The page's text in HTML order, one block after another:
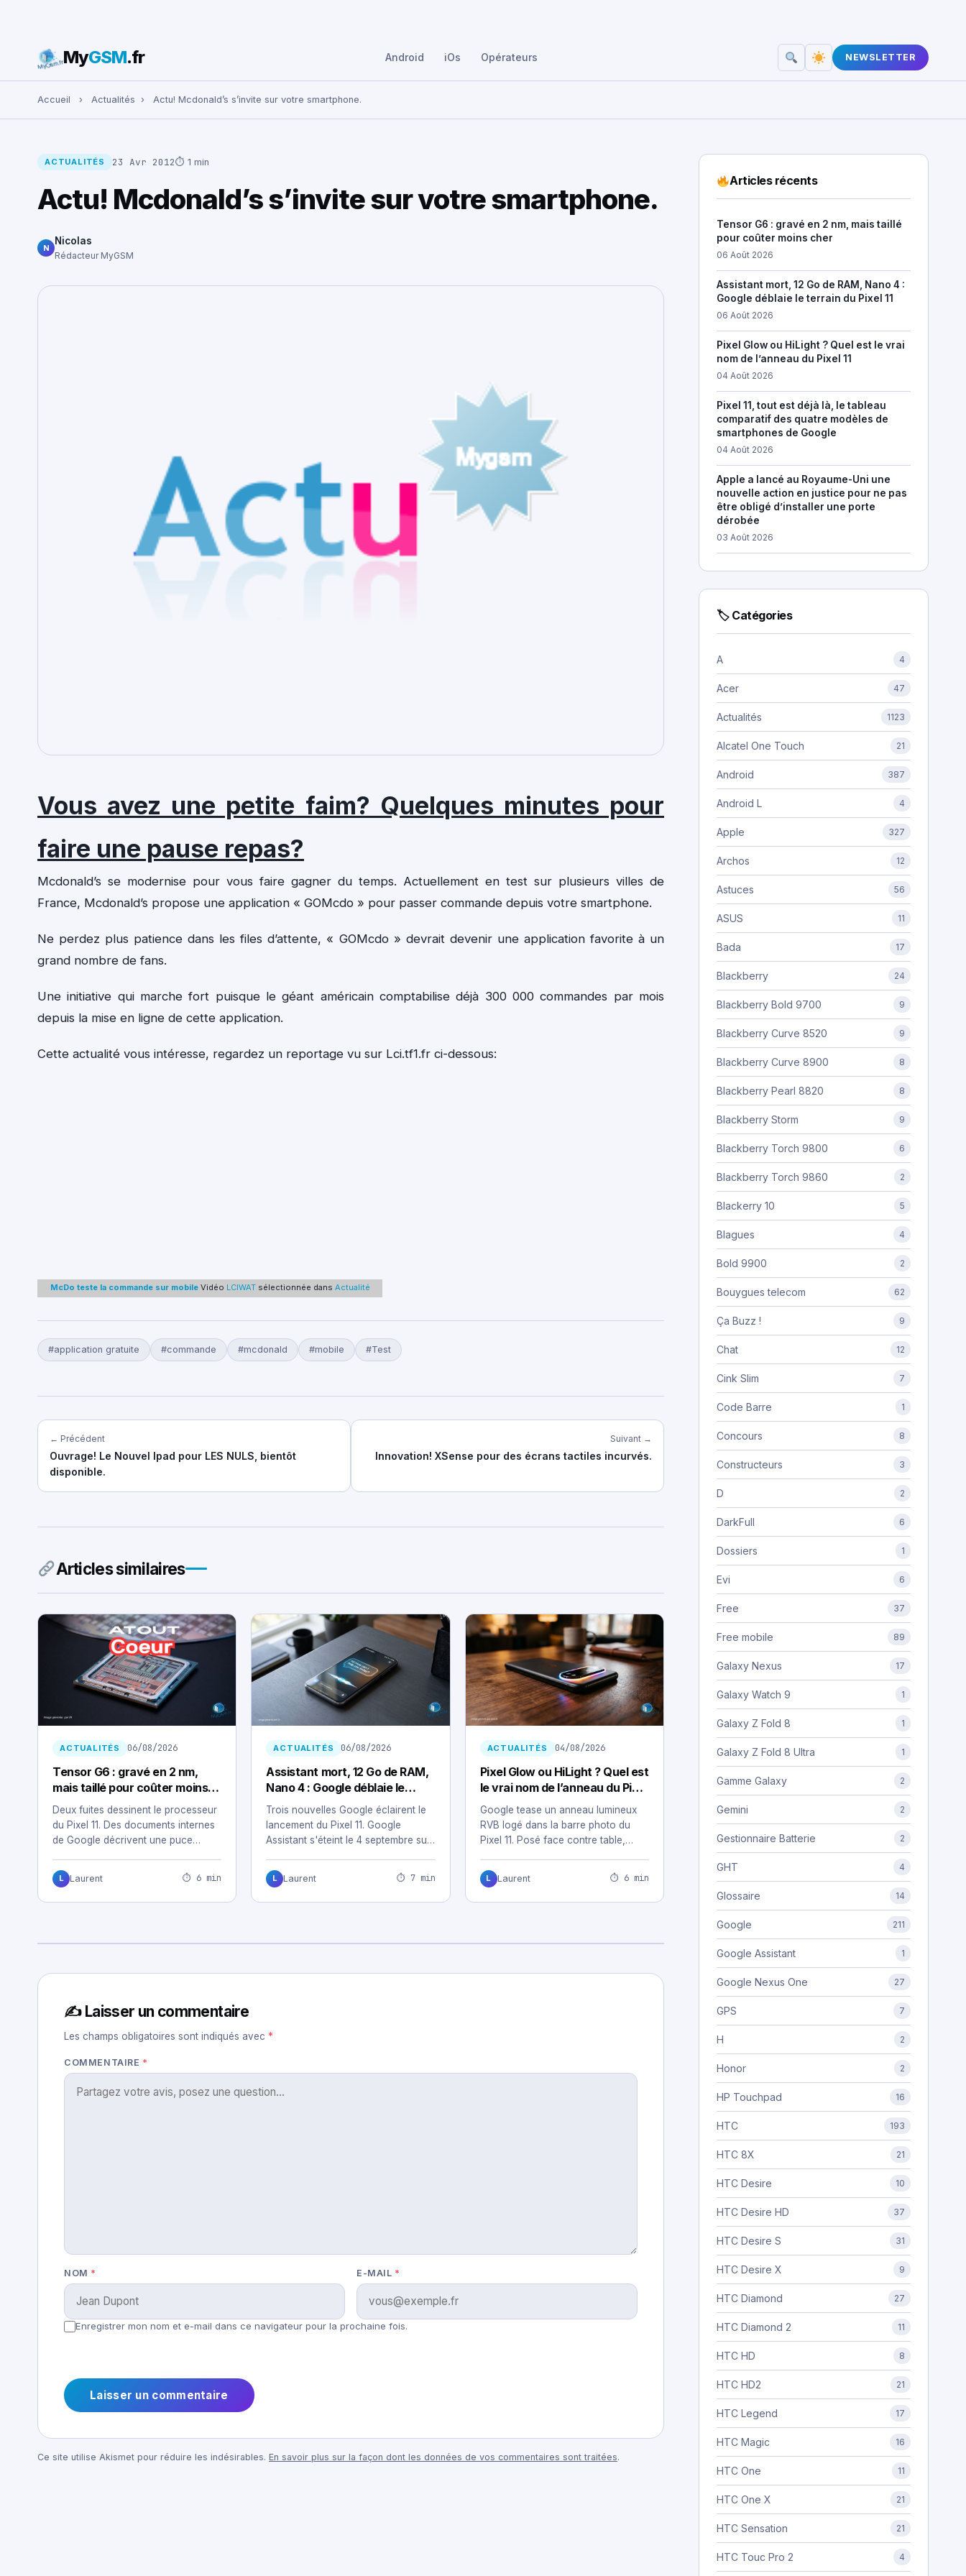
Rechercher :
MyGSM.fr Android iOs Opérateurs NEWSLETTER
Accueil › Actualités › Actu! Mcdonald’s s’invite sur votre smartphone.
ACTUALITÉS 23 Avr 2012⏱ 1 min
Actu! Mcdonald’s s’invite sur votre smartphone.
N
Nicolas
Rédacteur MyGSM
Vous avez une petite faim? Quelques minutes pour
faire une pause repas?
Mcdonald’s se modernise pour vous faire gagner du temps. Actuellement en test sur plusieurs villes de
France, Mcdonald’s propose une application « GOMcdo » pour passer commande depuis votre smartphone.
Ne perdez plus patience dans les files d’attente, « GOMcdo » devrait devenir une application favorite à un
grand nombre de fans.
Une initiative qui marche fort puisque le géant américain comptabilise déjà 300 000 commandes par mois
depuis la mise en ligne de cette application.
Cette actualité vous intéresse, regardez un reportage vu sur Lci.tf1.fr ci-dessous:
McDo teste la commande sur mobileVidéo LCIWATsélectionnée dans Actualité
#application gratuite #commande #mcdonald #mobile #Test
← Précédent
Ouvrage! Le Nouvel Ipad pour LES NULS, bientôt
disponible.
Suivant →
Innovation! XSense pour des écrans tactiles incurvés.
Articles similaires
ACTUALITÉS 06/08/2026
Tensor G6 : gravé en 2 nm,
mais taillé pour coûter moins
cher
Deux fuites dessinent le processeur
du Pixel 11. Des documents internes
de Google décrivent une puce
L Laurent ⏱ 6 min
ACTUALITÉS 06/08/2026
Assistant mort, 12 Go de RAM,
Nano 4 : Google déblaie le
terrain du Pixel 11
Trois nouvelles Google éclairent le
lancement du Pixel 11. Google
Assistant s'éteint le 4 septembre sur
L Laurent ⏱ 7 min
ACTUALITÉS 04/08/2026
Pixel Glow ou HiLight ? Quel est
le vrai nom de l’anneau du Pixel
11
Google tease un anneau lumineux
RVB logé dans la barre photo du
Pixel 11. Posé face contre table,…
L Laurent ⏱ 6 min
✍️ Laisser un commentaire
Les champs obligatoires sont indiqués avec *
COMMENTAIRE *
NOM * E-MAIL *
Enregistrer mon nom et e-mail dans ce navigateur pour la prochaine fois.
Ce site utilise Akismet pour réduire les indésirables. En savoir plus sur la façon dont les données de vos commentaires sont traitées.
Articles récents
Tensor G6 : gravé en 2 nm, mais taillé
pour coûter moins cher
06 Août 2026
Assistant mort, 12 Go de RAM, Nano 4 :
Google déblaie le terrain du Pixel 11
06 Août 2026
Pixel Glow ou HiLight ? Quel est le vrai
nom de l’anneau du Pixel 11
04 Août 2026
Pixel 11, tout est déjà là, le tableau
comparatif des quatre modèles de
smartphones de Google
04 Août 2026
Apple a lancé au Royaume-Uni une
nouvelle action en justice pour ne pas
être obligé d’installer une porte
dérobée
03 Août 2026
🏷 Catégories
A 4
Acer 47
Actualités 1123
Alcatel One Touch 21
Android 387
Android L 4
Apple 327
Archos 12
Astuces 56
ASUS 11
Bada 17
Blackberry 24
Blackberry Bold 9700 9
Blackberry Curve 8520 9
Blackberry Curve 8900 8
Blackberry Pearl 8820 8
Blackberry Storm 9
Blackberry Torch 9800 6
Blackberry Torch 9860 2
Blackerry 10 5
Blagues 4
Bold 9900 2
Bouygues telecom 62
Ça Buzz ! 9
Chat 12
Cink Slim 7
Code Barre 1
Concours 8
Constructeurs 3
D 2
DarkFull 6
Dossiers 1
Evi 6
Free 37
Free mobile 89
Galaxy Nexus 17
Galaxy Watch 9 1
Galaxy Z Fold 8 1
Galaxy Z Fold 8 Ultra 1
Gamme Galaxy 2
Gemini 2
Gestionnaire Batterie 2
GHT 4
Glossaire 14
Google 211
Google Assistant 1
Google Nexus One 27
GPS 7
H 2
Honor 2
HP Touchpad 16
HTC 193
HTC 8X 21
HTC Desire 10
HTC Desire HD 37
HTC Desire S 31
HTC Desire X 9
HTC Diamond 27
HTC Diamond 2 11
HTC HD 8
HTC HD2 21
HTC Legend 17
HTC Magic 16
HTC One 11
HTC One X 21
HTC Sensation 21
HTC Touc Pro 2 4